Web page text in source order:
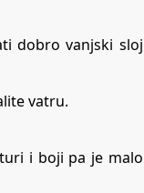
dobro vanjski sloj
vatru.
i boji pa je malo